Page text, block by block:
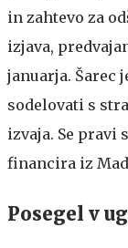
in zahtevo za
izjava,
januarja. Šarec
sodelovati s
izvaja. Se pravi
financira iz
Posegel v